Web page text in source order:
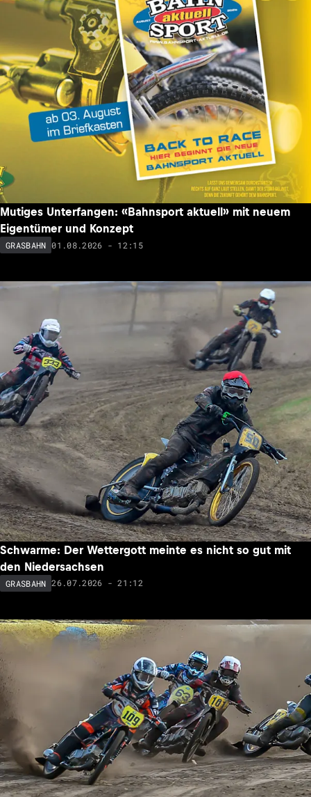
Mutiges Unterfangen: «Bahnsport aktuell» mit neuem
Eigentümer und Konzept
GRASBAHN 01.08.2026 - 12:15
Schwarme: Der Wettergott meinte es nicht so gut mit
den Niedersachsen
GRASBAHN 26.07.2026 - 21:12